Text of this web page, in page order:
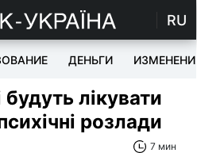
RU
ДЕНЬГИ ИЗМЕНЕНИЯ
будуть лікувати
розлади
7 мин